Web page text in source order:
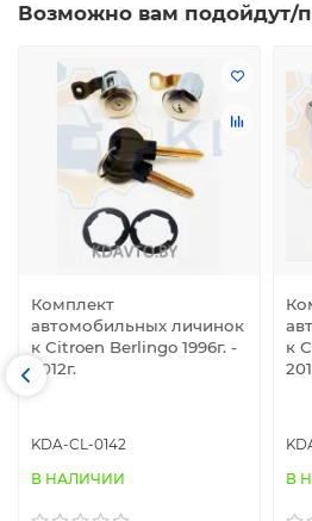
Возможно вам подойдут/
Комплект
автомобильных личинок
к Citroen Berlingo 1996г. -
2012г.
KDA-CL-0142
В НАЛИЧИИ
к
В